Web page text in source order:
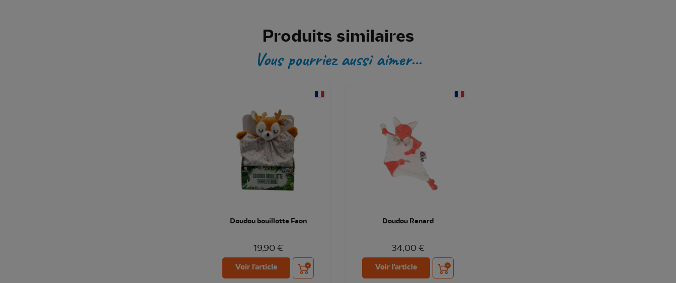
Produits similaires
Vous pourriez aussi aimer...
Doudou bouillotte Faon
19,90 €
Voir l'article Ajouter au panier
Doudou Renard
34,00 €
Voir l'article Ajouter au panier